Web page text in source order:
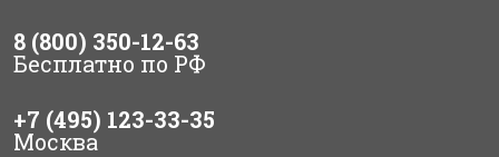
8 (800) 350-12-63
Бесплатно по РФ
+7 (495) 123-33-35
Москва